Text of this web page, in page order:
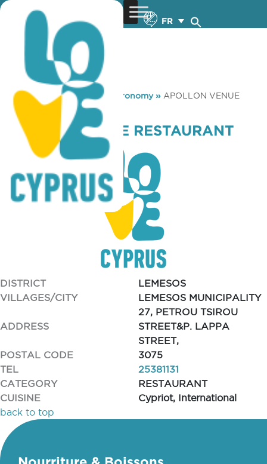
FR
You are here: Home »Gastronomy» APOLLON VENUE
RESTAURANT
APOLLON VENUE RESTAURANT
DISTRICT
LEMESOS
VILLAGES/CITY
LEMESOS MUNICIPALITY
ADDRESS
27, PETROU TSIROU
STREET&P. LAPPA
STREET,
POSTAL CODE
3075
TEL
25381131
CATEGORY
RESTAURANT
CUISINE
Cypriot, International
back to top